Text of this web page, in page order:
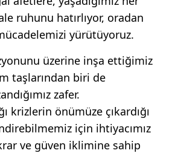
ruhunu hatırlıyor, oradan
yürütüyoruz.
üzerine inşa ettiğimiz
taşlarından biri de
zafer.
krizlerin önümüze çıkardığı
için ihtiyacımız
ve güven iklimine sahip